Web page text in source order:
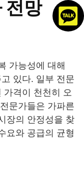
전망
가능성에 대해
있다. 일부 전문
가격이 천천히 오
문가들은 가파른
장의 안정성을 찾
요와 공급의 균형